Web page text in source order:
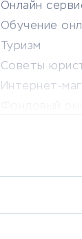
Онлайн
Обучение
Туризм
Советы
Интернет-